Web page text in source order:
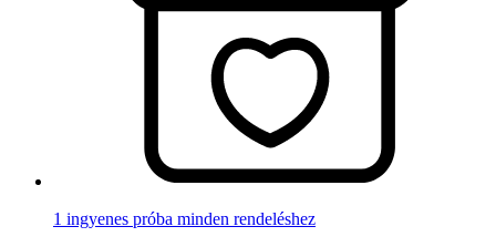
1 ingyenes próba minden rendeléshez